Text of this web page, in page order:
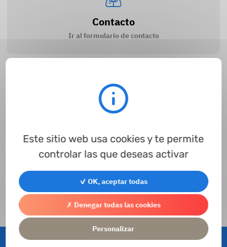
Contacto
Ir al formulario de contacto
FAQ
Piezas a tornear
Acceder al formulario de piezas mecanizadas
Este sitio web usa cookies y te permite
controlar las que deseas activar
✓ OK, aceptar todas
✗ Denegar todas las cookies
Personalizar